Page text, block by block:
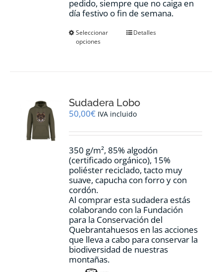
pedido, siempre que no caiga en
día festivo o fin de semana.
Seleccionar
opciones
Este
se
pueden
en
página
de
producto
Detalles
Sudadera Lobo
50,00€ IVA incluido
350 g/m², 85% algodón
(certificado orgánico), 15%
poliéster reciclado, tacto muy
suave, capucha con forro y con
cordón.
Al comprar esta sudadera estás
colaborando con la Fundación
para la Conservación del
Quebrantahuesos en las acciones
que lleva a cabo para conservar la
biodiversidad de nuestras
montañas.